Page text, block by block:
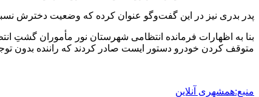
پدر بدری نیز در این گفت‌وگو عنوان کرده که وضعیت دخترش
متوقف کردن خودرو دستور ایست صادر کردند که راننده بدون
منبع:همشهری آنلاین